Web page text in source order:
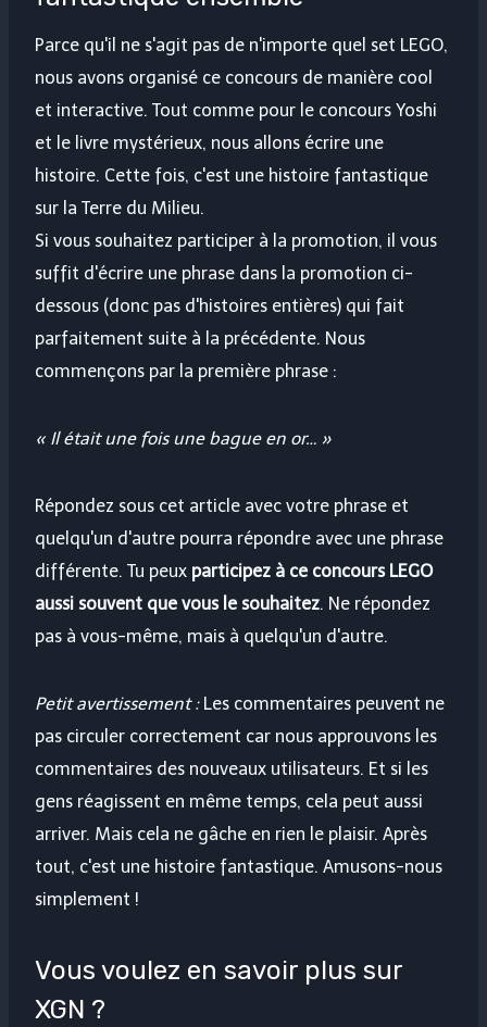
Parce qu'il ne s'agit pas de n'importe quel set LEGO,
nous avons organisé ce concours de manière cool
et interactive. Tout comme pour le concours Yoshi
et le livre mystérieux, nous allons écrire une
histoire. Cette fois, c'est une histoire fantastique
sur la Terre du Milieu.
Si vous souhaitez participer à la promotion, il vous
suffit d'écrire une phrase dans la promotion ci-
dessous (donc pas d'histoires entières) qui fait
parfaitement suite à la précédente. Nous
commençons par la première phrase :
« Il était une fois une bague en or… »
Répondez sous cet article avec votre phrase et
quelqu'un d'autre pourra répondre avec une phrase
différente. Tu peux participez à ce concours LEGO
aussi souvent que vous le souhaitez. Ne répondez
pas à vous-même, mais à quelqu'un d'autre.
Petit avertissement :Les commentaires peuvent ne
pas circuler correctement car nous approuvons les
commentaires des nouveaux utilisateurs. Et si les
gens réagissent en même temps, cela peut aussi
arriver. Mais cela ne gâche en rien le plaisir. Après
tout, c'est une histoire fantastique. Amusons-nous
simplement !
Vous voulez en savoir plus sur
XGN ?